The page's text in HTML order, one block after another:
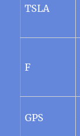
TSLA
F
GPS